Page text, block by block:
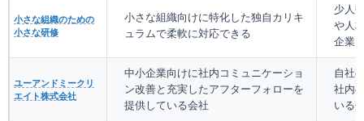
小さな組織のための
小さな研修
小さな組織向けに特化した独自カリキ
ュラムで柔軟に対応できる
少人
や人
企業
ユーアンドミークリ
エイト株式会社
中小企業向けに社内コミュニケーショ
ン改善と充実したアフターフォローを
提供している会社
自社
社内
いる